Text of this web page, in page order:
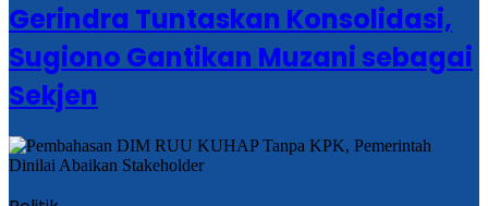
Gerindra Tuntaskan Konsolidasi,
Sugiono Gantikan Muzani sebagai
Sekjen